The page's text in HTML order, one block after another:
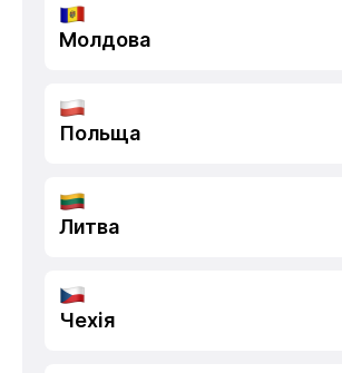
Молдова
Польща
Литва
Чехія